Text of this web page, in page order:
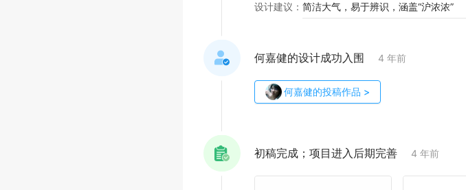
设计建议 ： 简洁大气，易于辨识，涵盖“沪浓浓”
何嘉健的设计成功入围 4 年前
何嘉健的投稿作品 >
初稿完成；项目进入后期完善 4 年前